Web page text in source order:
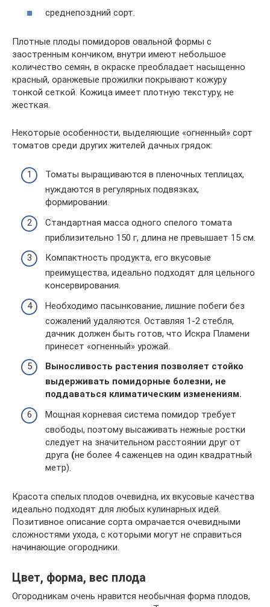
среднепоздний сорт.
Плотные плоды помидоров овальной формы с
заостренным кончиком, внутри имеют небольшое
количество семян, в окраске преобладает насыщенно
красный, оранжевые прожилки покрывают кожуру
тонкой сеткой. Кожица имеет плотную текстуру, не
жесткая.
Некоторые особенности, выделяющие «огненный» сорт
томатов среди других жителей дачных грядок:
Томаты выращиваются в пленочных теплицах,
нуждаются в регулярных подвязках,
формировании.
Стандартная масса одного спелого томата
приблизительно 150 г, длина не превышает 15 см.
Компактность продукта, его вкусовые
преимущества, идеально подходят для цельного
консервирования.
Необходимо пасынкование, лишние побеги без
сожалений удаляются. Оставляя 1-2 стебля,
дачник должен быть готов, что Искра Пламени
принесет «огненный» урожай.
Выносливость растения позволяет стойко
выдерживать помидорные болезни, не
поддаваться климатическим изменениям.
Мощная корневая система помидор требует
свободы, поэтому высаживать нежные ростки
следует на значительном расстоянии друг от
друга (не более 4 саженцев на один квадратный
метр).
Красота спелых плодов очевидна, их вкусовые качества
идеально подходят для любых кулинарных идей.
Позитивное описание сорта омрачается очевидными
сложностями ухода, с которыми могут не справиться
начинающие огородники.
Цвет, форма, вес плода
Огородникам очень нравится необычная форма плодов,